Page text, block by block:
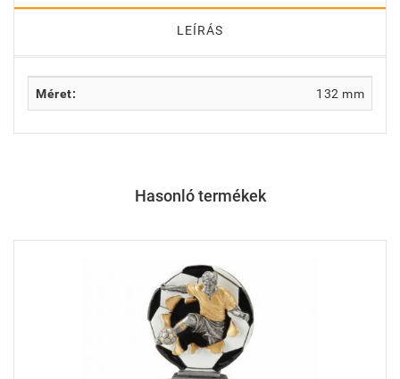
LEÍRÁS
Méret: 132 mm
Hasonló termékek